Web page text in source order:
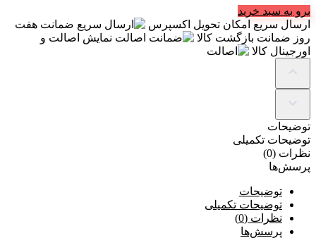
برو به سبد خرید
ارسال سریع امکان تحویل اکسپرس ضمانت هفت
روز ضمانت بازگشت کالا
اصالت نمایش اصالت و
اورجینال کالا
توضیحات
توضیحات تکمیلی
نظرات (0)
پرسش‌ها
توضیحات
توضیحات تکمیلی
نظرات (0)
پرسش‌ها